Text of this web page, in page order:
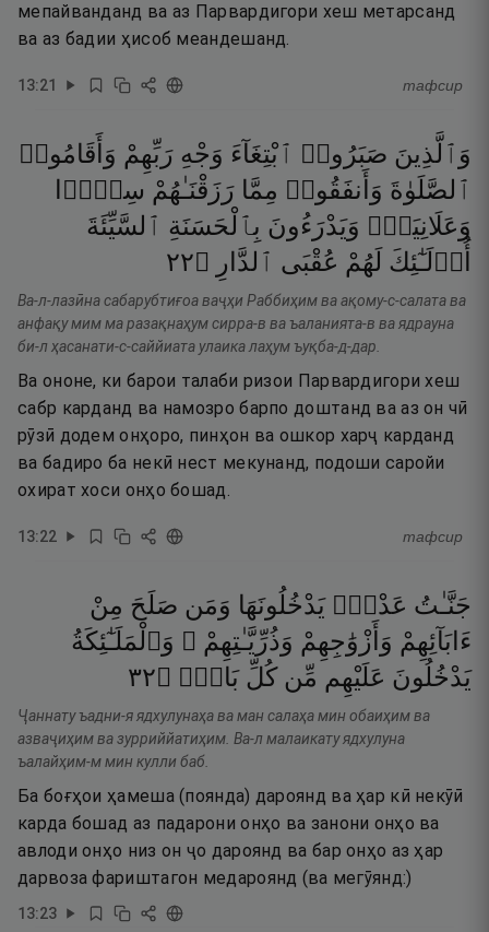
мепайванданд ва аз Парвардигори хеш метарсанд
ва аз бадии ҳисоб меандешанд.
13:21 тафсир
وَٱلَّذِينَ صَبَرُوا۟ ٱبْتِغَآءَ وَجْهِ رَبِّهِمْ وَأَقَامُوا۟
ٱلصَّلَوٰةَ وَأَنفَقُوا۟ مِمَّا رَزَقْنَـٰهُمْ سِرًّۭا
وَعَلَانِيَةًۭ وَيَدْرَءُونَ بِٱلْحَسَنَةِ ٱلسَّيِّئَةَ
أُو۟لَـٰٓئِكَ لَهُمْ عُقْبَى ٱلدَّارِ ۝٢٢
Ва-л-лазӣна сабарубтиғоа ваҷҳи Раббиҳим ва ақому-с-салата ва
анфақу мим ма разақнаҳум сирра-в ва ъаланията-в ва ядрауна
би-л ҳасанати-с-саййиата улаика лаҳум ъуқба-д-дар.
Ва ононе, ки барои талаби ризои Парвардигори хеш
сабр карданд ва намозро барпо доштанд ва аз он чӣ
рӯзӣ додем онҳоро, пинҳон ва ошкор харҷ карданд
ва бадиро ба некӣ нест мекунанд, подоши саройи
охират хоси онҳо бошад.
13:22 тафсир
جَنَّـٰتُ عَدْنٍۢ يَدْخُلُونَهَا وَمَن صَلَحَ مِنْ
ءَابَآئِهِمْ وَأَزْوَٰجِهِمْ وَذُرِّيَّـٰتِهِمْ ۖ وَٱلْمَلَـٰٓئِكَةُ
يَدْخُلُونَ عَلَيْهِم مِّن كُلِّ بَابٍۢ ۝٢٣
Ҷаннату ъадни-я ядхулунаҳа ва ман салаҳа мин обаиҳим ва
азваҷиҳим ва зурриййатиҳим. Ва-л малаикату ядхулуна
ъалайҳим-м мин кулли баб.
Ба боғҳои ҳамеша (поянда) дароянд ва ҳар кӣ некӯӣ
карда бошад аз падарони онҳо ва занони онҳо ва
авлоди онҳо низ он ҷо дароянд ва бар онҳо аз ҳар
дарвоза фариштагон медароянд (ва мегӯянд:)
13:23